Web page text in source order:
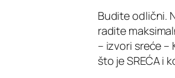
Budite odlični.
radite
– izvori sreće –
što je SREĆA i